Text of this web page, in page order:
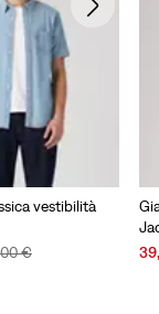
vestibilità
€